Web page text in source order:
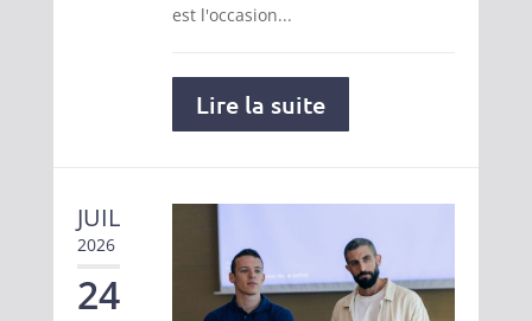
est l'occasion...
Lire la suite
JUIL
2026
24